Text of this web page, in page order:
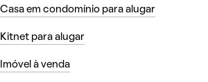
Casa em condomínio para alugar
Kitnet para alugar
Imóvel à venda